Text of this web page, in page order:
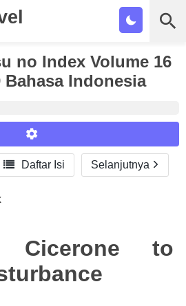
no Index Volume 16
Bahasa Indonesia
 Daftar Isi Selanjutnya
Cicerone to